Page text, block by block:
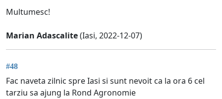
Multumesc!
Marian Adascalite(Iasi, 2022-12-07)
#48
Fac naveta zilnic spre Iasi si sunt nevoit ca la ora 6 cel
tarziu sa ajung la Rond Agronomie